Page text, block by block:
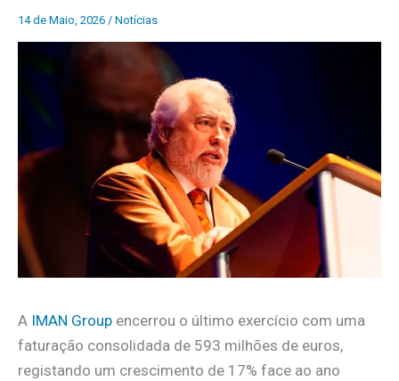
14 de Maio, 2026 / Notícias
A IMAN Group encerrou o último exercício com uma
faturação consolidada de 593 milhões de euros,
registando um crescimento de 17% face ao ano